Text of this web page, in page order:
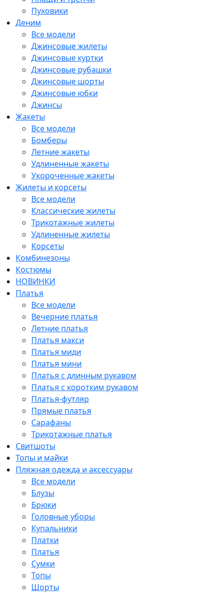
Пуховики
Деним
Все модели
Джинсовые жилеты
Джинсовые куртки
Джинсовые рубашки
Джинсовые шорты
Джинсовые юбки
Джинсы
Жакеты
Все модели
Бомберы
Летние жакеты
Удлиненные жакеты
Укороченные жакеты
Жилеты и корсеты
Все модели
Классические жилеты
Трикотажные жилеты
Удлиненные жилеты
Корсеты
Комбинезоны
Костюмы
НОВИНКИ
Платья
Все модели
Вечерние платья
Летние платья
Платья макси
Платья миди
Платья мини
Платья с длинным рукавом
Платья с коротким рукавом
Платья-футляр
Прямые платья
Сарафаны
Трикотажные платья
Свитшоты
Топы и майки
Пляжная одежда и аксессуары
Все модели
Блузы
Брюки
Головные уборы
Купальники
Платки
Платья
Сумки
Топы
Шорты